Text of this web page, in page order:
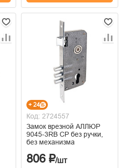
+ 24
Код: 2724557
Замок врезной АЛЛЮР
9045-3RB CP без ручки,
без механизма
806 ₽/шт